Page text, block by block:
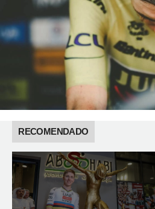
RECOMENDADO